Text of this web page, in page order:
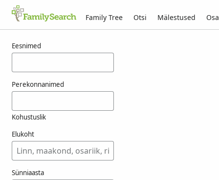
Family Tree Otsi Mälestused
Eesnimed
Perekonnanimed
Kohustuslik
Elukoht
Sünniaasta